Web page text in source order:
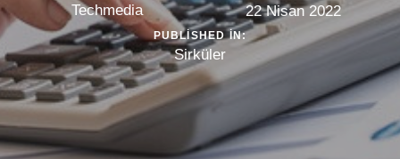
Techmedia 22 Nisan 2022
PUBLISHED IN:
Sirküler